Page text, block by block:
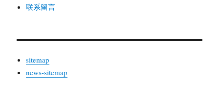
联系留言
sitemap
news-sitemap